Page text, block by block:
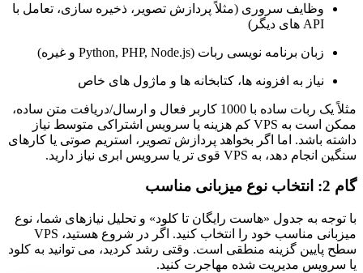
وظایف سروری (مثلاً پردازش تصویر، ذخیره سازی، تعامل با
API های دیگر)
زبان برنامه نویسی ربات (Python, PHP, Node.js و غیره)
نیاز به افزونه ها، کتابخانه ها و ماژول های خاص
مثلاً یک ربات ساده با 1000 کاربر فعال و ارسال/دریافت متن ساده،
ممکن است به VPS کم هزینه یا سرویس اشتراکی متوسط نیاز
داشته باشد. اما اگر بخواهد پردازش تصویر، استریم صوتی یا کارهای
سنگین انجام دهد، به VPS قوی تر یا سرویس ابری نیاز دارید.
گام 2: انتخاب نوع میزبانی مناسب
با توجه به جدول «هاست رایگان تا کلود» و تحلیل نیازهای شما، نوع
میزبانی مناسب خود را انتخاب کنید. اگر در شروع هستید، VPS
سطح پایین گزینه منطقی است. وقتی رشد کردید، می توانید به کلود
یا سرویس مدیریت شده مهاجرت کنید.